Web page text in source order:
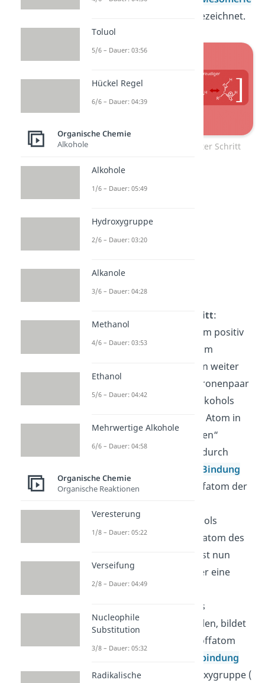
oder Resonanzstruktur bezeichnet.
Fischer Veresterung – erster Schritt
Zweiter Schritt
zweite Schritt:
Die Strukturformel mit dem positiv
geladenen Kohlenstoffatom
(=Carbeniumion) kann nun weiter
reagieren. Ein freies Elektronenpaar
der Hydroxygruppe des Alkohols
kann das positiv geladene Atom in
der Carbonsäure „angreifen“
(nukleophiler Angriff). Dadurch
kovalente Bindung
zwischen dem Kohlenstoffatom der
Sauerstoffatom des Alkohols
ausbilden. Das Sauerstoffatom des
ursprünglichen Alkohols ist nun
positiv geladen. Um wieder eine
ordnungsgemäße
Ladungsverteilung für das
Sauerstoffatom herzustellen, bildet
das anliegende Wasserstoffatom
Wasserstoffbrückenbindung
zum Sauerstoff der Carboxygruppe (
Toluol
5/6 – Dauer: 03:56
Hückel Regel
6/6 – Dauer: 04:39
Organische Chemie
Alkohole
Alkohole
1/6 – Dauer: 05:49
Hydroxygruppe
2/6 – Dauer: 03:20
Alkanole
3/6 – Dauer: 04:28
Methanol
4/6 – Dauer: 03:53
Ethanol
5/6 – Dauer: 04:42
Mehrwertige Alkohole
6/6 – Dauer: 04:58
Organische Chemie
Organische Reaktionen
Veresterung
1/8 – Dauer: 05:22
Verseifung
2/8 – Dauer: 04:49
Nucleophile
Substitution
3/8 – Dauer: 05:32
Radikalische